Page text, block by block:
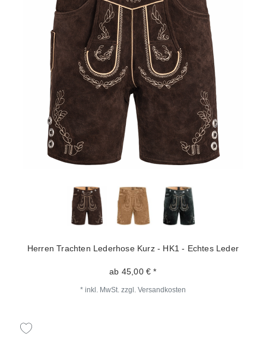
Herren Trachten Lederhose Kurz - HK1 - Echtes Leder
ab 45,00 € *
* inkl. MwSt. zzgl. Versandkosten